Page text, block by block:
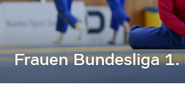
Frauen Bundesliga 1.